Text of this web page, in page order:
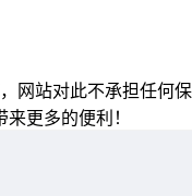
网站对此不承担任何保
更多的便利！